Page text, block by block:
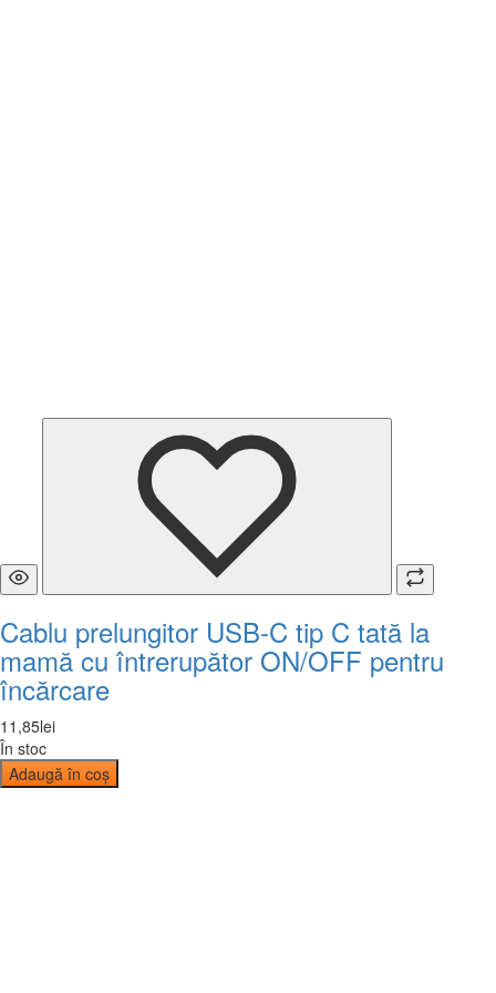
Cablu prelungitor USB-C tip C tată la
mamă cu întrerupător ON/OFF pentru
încărcare
11 ,85lei
În stoc
Adaugă în coș